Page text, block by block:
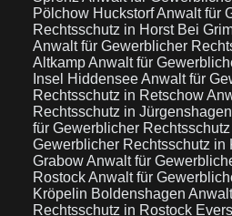
Pölchow HuckstorfAnwalt für
Rechtsschutz in Horst Bei
Anwalt für Gewerblicher
AltkampAnwalt für
Insel HiddenseeAnwalt für
Rechtsschutz in Retschow
Rechtsschutz in
für Gewerblicher
Gewerblicher Rechtsschutz in
GrabowAnwalt für
RostockAnwalt für
Kröpelin Boldenshagen
Rechtsschutz in Rostock